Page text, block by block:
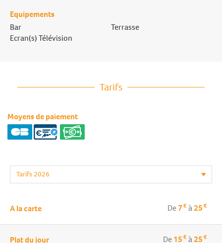
Equipements
Bar
Ecran(s) Télévision
Terrasse
Tarifs
Moyens de paiement
A la carte De7€à25€
Plat du jour De15€à25€